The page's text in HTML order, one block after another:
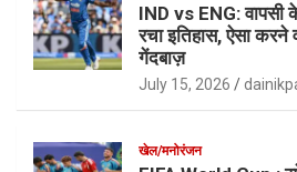
IND vs ENG: वापसी
रचा इतिहास, ऐसा करने
गेंदबाज़
July 15, 2026
खेल/मनोरंजन